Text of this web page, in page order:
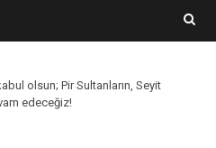
olsun; Pir Sultanların, Seyit
edeceğiz!